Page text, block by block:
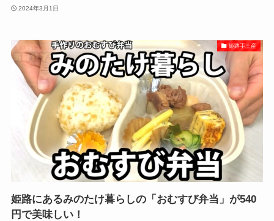
2024年3月1日
姫路手土産
姫路にあるみのたけ暮らしの「おむすび弁当」が540
円で美味しい！